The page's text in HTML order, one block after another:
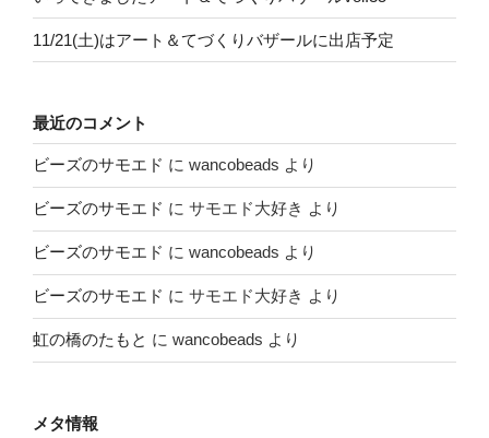
11/21(土)はアート＆てづくりバザールに出店予定
最近のコメント
ビーズのサモエド に wancobeads より
ビーズのサモエド に サモエド大好き より
ビーズのサモエド に wancobeads より
ビーズのサモエド に サモエド大好き より
虹の橋のたもと に wancobeads より
メタ情報